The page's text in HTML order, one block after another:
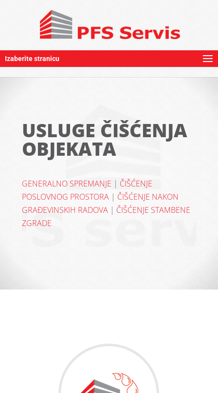
Izaberite stranicu
USLUGE ČIŠĆENJA
OBJEKATA
GENERALNO SPREMANJE | ČIŠĆENJE
POSLOVNOG PROSTORA| ČIŠĆENJE NAKON
GRAĐEVINSKIH RADOVA| ČIŠĆENJE STAMBENE
ZGRADE